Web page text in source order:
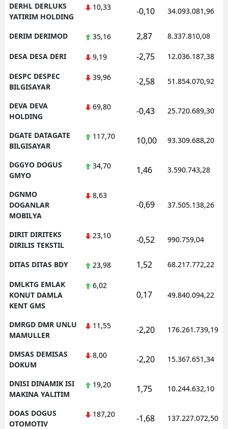
DERHL DERLUKS
YATIRIM HOLDING
10,33 -0,10 34.093.081,96
DERIM DERIMOD 35,16 2,87 8.337.810,08
DESA DESA DERI 9,19 -2,75 12.036.187,38
DESPC DESPEC
BILGISAYAR
39,96 -2,58 51.854.070,92
DEVA DEVA
HOLDING
69,80 -0,43 25.720.689,30
DGATE DATAGATE
BILGISAYAR
117,70 10,00 93.309.688,20
DGGYO DOGUS
GMYO
34,70 1,46 3.590.743,28
DGNMO
DOGANLAR
MOBILYA
8,63
-0,69 37.505.138,26
DIRIT DIRITEKS
DIRILIS TEKSTIL
23,10 -0,52 990.759,04
DITAS DITAS BDY 23,98 1,52 68.217.772,22
DMLKTG EMLAK
KONUT DAMLA
KENT GMS
6,02
0,17 49.840.094,22
DMRGD DMR UNLU
MAMULLER
11,55 -2,20 176.261.739,19
DMSAS DEMISAS
DOKUM
8,00 -2,20 15.367.651,34
DNISI DINAMIK ISI
MAKINA YALITIM
19,20 1,75 10.244.632,10
DOAS DOGUS
OTOMOTIV
187,20 -1,68 137.227.072,50